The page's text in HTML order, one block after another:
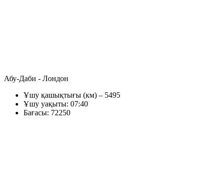
Абу-Даби - Лондон
Ұшу қашықтығы (км) – 5495
Ұшу уақыты: 07:40
Бағасы: 72250